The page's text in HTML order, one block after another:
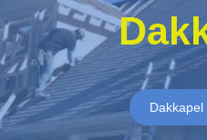
Dakkapel